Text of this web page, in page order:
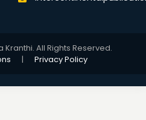
All Rights Reserved.
| Privacy Policy